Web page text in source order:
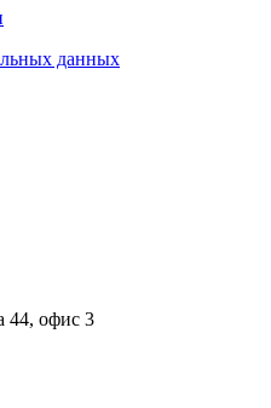
данных
44, офис 3